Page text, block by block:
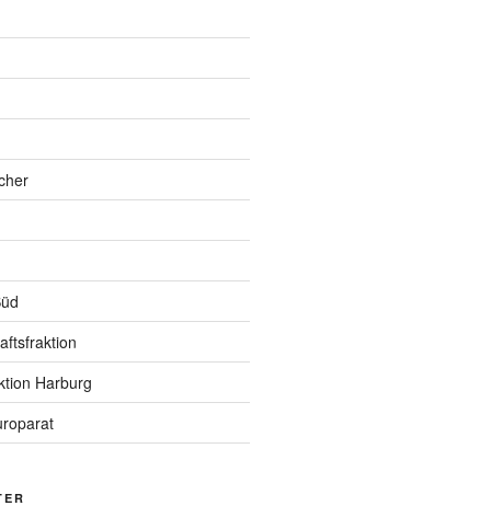
Harburg